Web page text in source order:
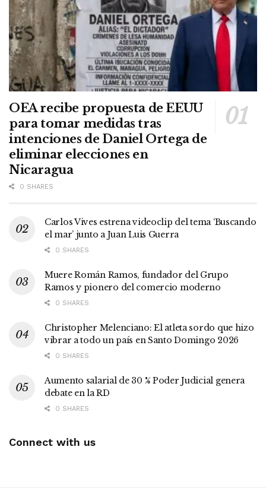
OEA recibe propuesta de EEUU
para tomar medidas tras
intenciones de Daniel Ortega de
eliminar elecciones en
Nicaragua
0 SHARES
Carlos Vives estrena videoclip del tema ‘Buscando
el mar’ junto a Juan Luis Guerra
0 SHARES
Muere Román Ramos, fundador del Grupo
Ramos y pionero del comercio moderno
0 SHARES
Christopher Melenciano: El atleta sordo que hizo
vibrar a todo un país en Santo Domingo 2026
0 SHARES
Aumento salarial de 30 % Poder Judicial genera
debate en la RD
0 SHARES
Connect with us